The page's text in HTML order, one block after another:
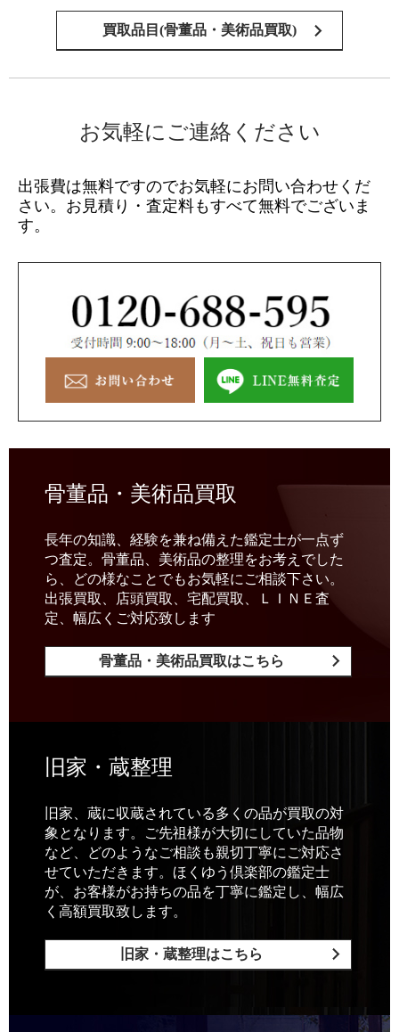
買取品目(骨董品・美術品買取)
お気軽にご連絡ください
出張費は無料ですのでお気軽にお問い合わせくだ
さい。 お見積り・査定料もすべて無料でございま
す。
骨董品・美術品買取
長年の知識、経験を兼ね備えた鑑定士が一点ず
つ査定。骨董品、美術品の整理をお考えでした
ら、どの様なことでもお気軽にご相談下さい。
出張買取、店頭買取、宅配買取、ＬＩＮＥ査
定、幅広くご対応致します
骨董品・美術品買取はこちら
旧家・蔵整理
旧家、蔵に収蔵されている多くの品が買取の対
象となります。ご先祖様が大切にしていた品物
など、どのようなご相談も親切丁寧にご対応さ
せていただきます。ほくゆう倶楽部の鑑定士
が、お客様がお持ちの品を丁寧に鑑定し、幅広
く高額買取致します。
旧家・蔵整理はこちら